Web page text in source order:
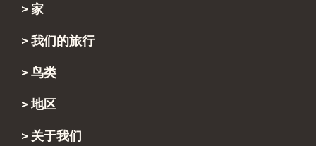
Footer
家
我们的旅行
鸟类
地区
关于我们